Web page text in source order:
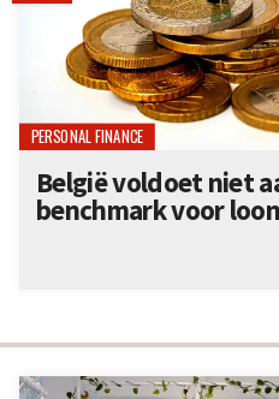
PERSONAL FINANCE
België voldoet niet
benchmark voor